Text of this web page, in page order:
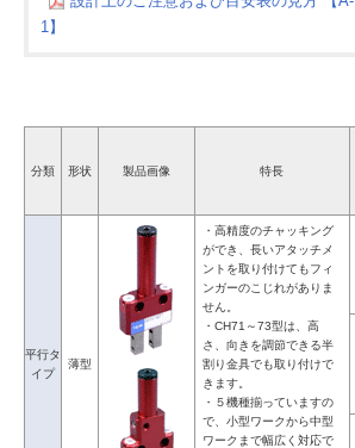
1】
分類 形状 製品画像 特長
平行タ
イプ
薄型
・高精度のチャッキング
ができ、長いアタッチメ
ントを取り付けてもフィ
ンガーのこじれがありま
せん。
・CH71～73型は、高
さ、向きを調節できる半
割り金具でも取り付けで
きます。
・５機種揃っていますの
で、小型ワークから中型
ワークまで幅広く対応で